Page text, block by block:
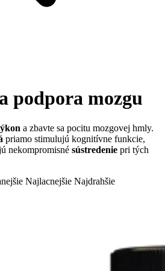
podpora mozgu
a zbavte sa pocitu mozgovej hmly.
priamo stimulujú kognitívne funkcie,
nekompromisné sústredenie pri tých
Najlacnejšie Najdrahšie